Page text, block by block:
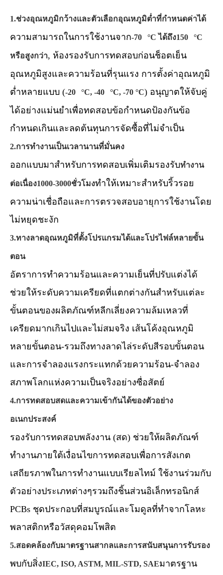
1.ช่วงอุณหภูมิกว้างและตัวเลือกอุณหภูมิต่ำที่กำหนดค่าได้
ความสามารถในการใช้งานจาก-70 °C ได้ถึง150 °C
หรือสูงกว่า, ห้องรองรับการทดสอบก่อนช็อตเย็น
อุณหภูมิสูงและความร้อนที่รุนแรง การตั้งค่าอุณหภูมิ
ต่ำหลายแบบ (-20 °C, -40 °C, -70 °C) อนุญาตให้จับคู่
ได้อย่างแม่นยำเพื่อทดสอบข้อกำหนดป้องกันข้อ
กำหนดเกินและลดต้นทุนการจัดซื้อที่ไม่จำเป็น
2.การทำงานเป็นเวลานานที่มั่นคง
ออกแบบมาสำหรับการทดสอบเพิ่มเติมรองรับทำงาน
ต่อเนื่อง1000-3000ชั่วโมงทำให้เหมาะสำหรับริ้วรอย
ความน่าเชื่อถือและการตรวจสอบอายุการใช้งานโดย
ไม่หยุดชะงัก
3.ทางลาดอุณหภูมิที่ตั้งโปรแกรมได้และโปรไฟล์หลายขั้น
ตอน
อัตราการทำความร้อนและความเย็นที่ปรับแต่งได้
ช่วยให้ระดับความเครียดที่แตกต่างกันสำหรับแต่ละ
ขั้นตอนของผลิตภัณฑ์หลีกเลี่ยงความล้มเหลวที่
เครียดมากเกินไปและไม่สมจริง เส้นโค้งอุณหภูมิ
หลายขั้นตอน-รวมถึงทางลาดไล่ระดับสีรอบขั้นตอน
และการจำลองแรงกระแทกด้วยความร้อน-จำลอง
สภาพโลกแห่งความเป็นจริงอย่างซื่อสัตย์
4.การทดสอบสดและความเข้ากันได้ของตัวอย่าง
อเนกประสงค์
รองรับการทดสอบพลังงาน (สด) ช่วยให้ผลิตภัณฑ์
ทำงานภายใต้เงื่อนไขการทดสอบเพื่อการสังเกต
เสถียรภาพในการทำงานแบบเรียลไทม์ ใช้งานร่วมกับ
ตัวอย่างประเภทต่างๆรวมถึงชิ้นส่วนอิเล็กทรอนิกส์
PCBs ชุดประกอบที่สมบูรณ์และโมดูลที่ทำจากโลหะ
พลาสติกหรือวัสดุคอมโพสิต
5.สอดคล้องกับมาตรฐานสากลและการสนับสนุนการรับรอง
พบกับสิ่งIEC, ISO, ASTM, MIL-STD, SAEมาตรฐาน